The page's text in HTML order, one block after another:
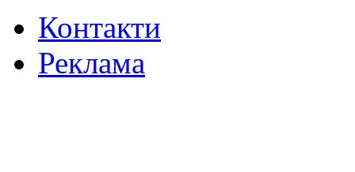
Контакти
Реклама